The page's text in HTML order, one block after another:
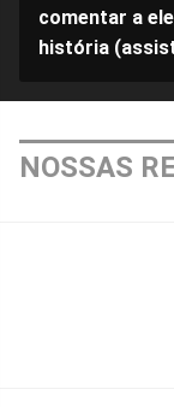
comentar a
história
NOSSAS